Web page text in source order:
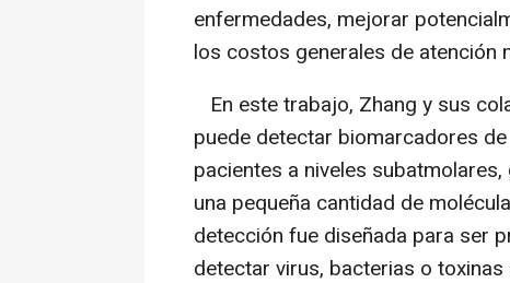
enfermedades, mejorar
los costos generales de atención
En este trabajo, Zhang y sus
puede detectar biomarcadores
pacientes a niveles
una pequeña cantidad de
detección fue diseñada para ser
detectar virus, bacterias o